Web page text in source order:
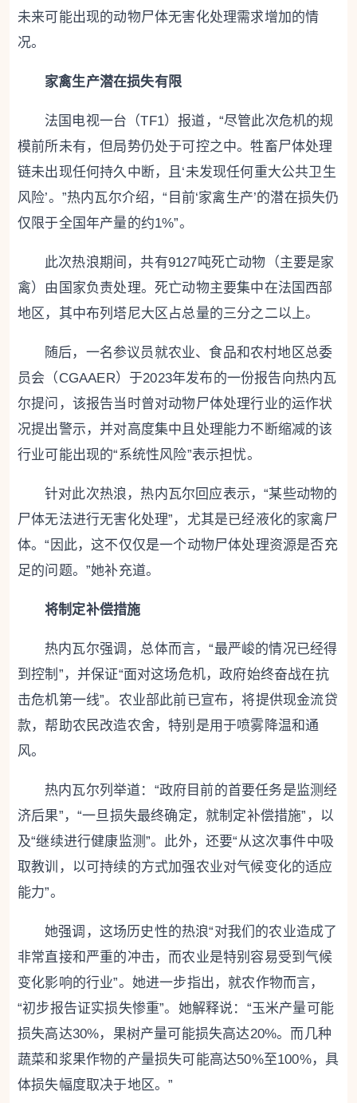
未来可能出现的动物尸体无害化处理需求增加的情
况。
家禽生产潜在损失有限
法国电视一台（TF1）报道，“尽管此次危机的规
模前所未有，但局势仍处于可控之中。牲畜尸体处理
链未出现任何持久中断，且‘未发现任何重大公共卫生
风险’。”热内瓦尔介绍，“目前‘家禽生产’的潜在损失仍
仅限于全国年产量的约1%”。
此次热浪期间，共有9127吨死亡动物（主要是家
禽）由国家负责处理。死亡动物主要集中在法国西部
地区，其中布列塔尼大区占总量的三分之二以上。
随后，一名参议员就农业、食品和农村地区总委
员会（CGAAER）于2023年发布的一份报告向热内瓦
尔提问，该报告当时曾对动物尸体处理行业的运作状
况提出警示，并对高度集中且处理能力不断缩减的该
行业可能出现的“系统性风险”表示担忧。
针对此次热浪，热内瓦尔回应表示，“某些动物的
尸体无法进行无害化处理”，尤其是已经液化的家禽尸
体。“因此，这不仅仅是一个动物尸体处理资源是否充
足的问题。”她补充道。
将制定补偿措施
热内瓦尔强调，总体而言，“最严峻的情况已经得
到控制”，并保证“面对这场危机，政府始终奋战在抗
击危机第一线”。农业部此前已宣布，将提供现金流贷
款，帮助农民改造农舍，特别是用于喷雾降温和通
风。
热内瓦尔列举道：“政府目前的首要任务是监测经
济后果”，“一旦损失最终确定，就制定补偿措施”，以
及“继续进行健康监测”。此外，还要“从这次事件中吸
取教训，以可持续的方式加强农业对气候变化的适应
能力”。
她强调，这场历史性的热浪“对我们的农业造成了
非常直接和严重的冲击，而农业是特别容易受到气候
变化影响的行业”。她进一步指出，就农作物而言，
“初步报告证实损失惨重”。她解释说：“玉米产量可能
损失高达30%，果树产量可能损失高达20%。而几种
蔬菜和浆果作物的产量损失可能高达50%至100%，具
体损失幅度取决于地区。”